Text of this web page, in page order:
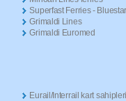
Superfast Ferries -
Grimaldi Lines
Grimaldi Euromed
Eurail/Interrail kart sahipleri